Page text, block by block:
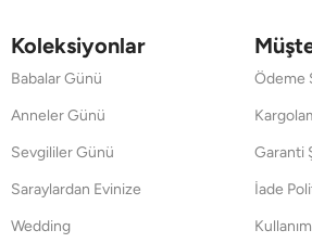
Koleksiyonlar
Babalar Günü
Anneler Günü
Sevgililer Günü
Saraylardan Evinize
Wedding
Ödeme
Garanti
İade